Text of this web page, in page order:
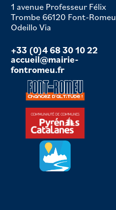
1 avenue Professeur Félix
Trombe 66120 Font-Romeu
Odeillo Via
+33 (0)4 68 30 10 22
accueil@mairie-
fontromeu.fr